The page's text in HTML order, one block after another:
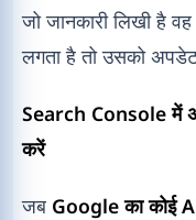
जो जानकारी लिखी है
लगता है तो उसको
Search Console में
करें
जब Google का कोई